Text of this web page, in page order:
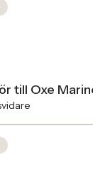
det betyder i
till Oxe